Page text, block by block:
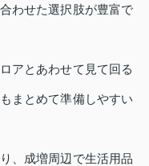
わせた選択肢が豊富で
アとあわせて見て回る
まとめて準備しやすい
、成増周辺で生活用品